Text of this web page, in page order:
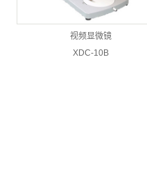
视频显微镜
XDC-10B